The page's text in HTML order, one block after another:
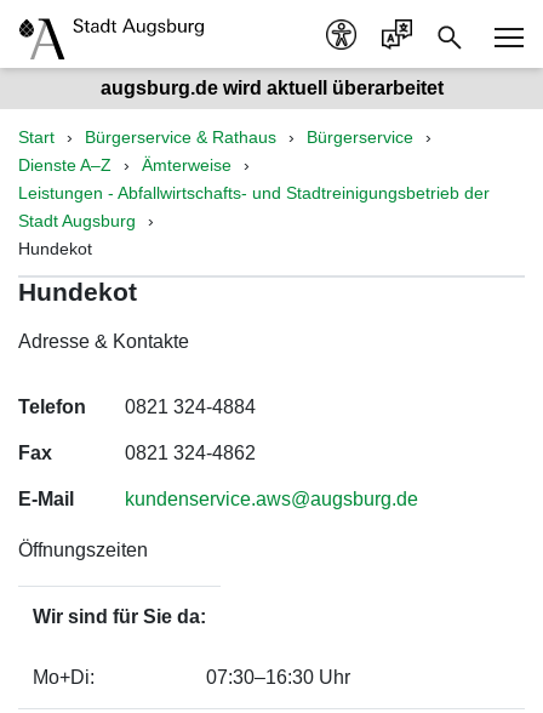
augsburg.de wird aktuell überarbeitet
Start Bürgerservice & Rathaus
Bürgerservice
Dienste A–Z
Ämterweise
Leistungen - Abfallwirtschafts- und Stadtreinigungsbetrieb der
Stadt Augsburg
Hundekot
Hundekot
Adresse & Kontakte
Telefon 0821 324-4884
Fax 0821 324-4862
E-Mail kundenservice.aws@augsburg.de
Öffnungszeiten
Wir sind für Sie da:
Mo+Di: 07:30–16:30 Uhr